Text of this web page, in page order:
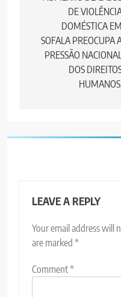
DE
DOMÉSTICA EM
SOFALA PREOCUPA
PRESSÃO NACIONAL
DOS
LEAVE A REPLY
Your email address will
are marked *
Comment*